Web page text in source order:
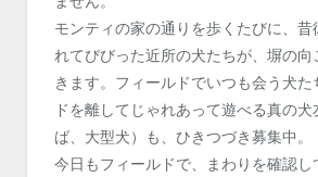
モンティの家の通りを歩くたびに、昔
れてびびった近所の犬たちが、塀の向
きます。フィールドでいつも会う犬
ドを離してじゃれあって遊べる真の
ば、大型犬）も、ひきつづき募集中。
今日もフィールドで、まわりを確認し